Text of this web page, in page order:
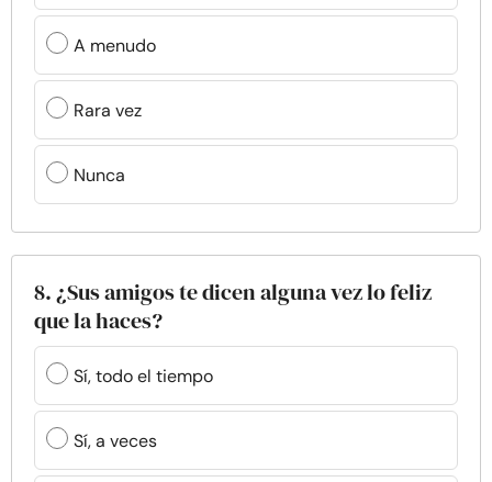
A menudo
Rara vez
Nunca
8. ¿Sus amigos te dicen alguna vez lo feliz
que la haces?
Sí, todo el tiempo
Sí, a veces